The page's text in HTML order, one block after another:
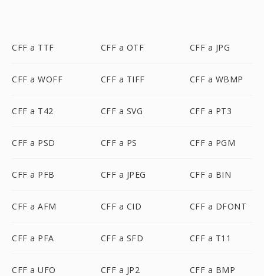
CFF a TTF CFF a OTF CFF a JPG
CFF a WOFF CFF a TIFF CFF a WBMP
CFF a T42 CFF a SVG CFF a PT3
CFF a PSD CFF a PS CFF a PGM
CFF a PFB CFF a JPEG CFF a BIN
CFF a AFM CFF a CID CFF a DFONT
CFF a PFA CFF a SFD CFF a T11
CFF a UFO CFF a JP2 CFF a BMP